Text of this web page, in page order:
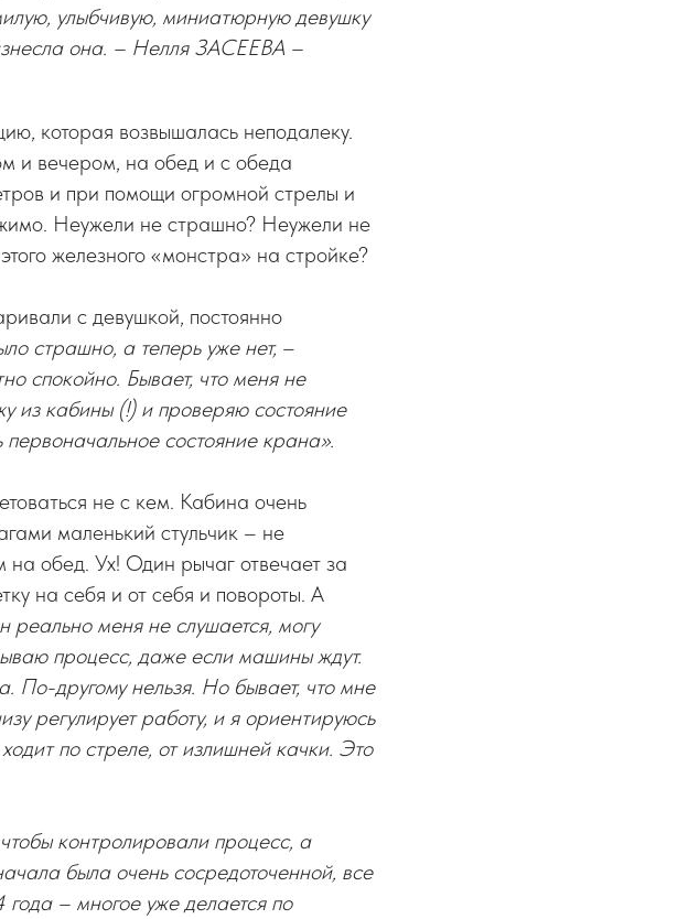
улыбчивую, миниатюрную девушку
она. – Нелля ЗАСЕЕВА –
которая возвышалась неподалеку.
и вечером, на обед и с обеда
и при помощи огромной стрелы и
Неужели не страшно? Неужели не
железного «монстра» на стройке?
с девушкой, постоянно
страшно, а теперь уже нет, –
спокойно. Бывает, что меня не
из кабины (!) и проверяю состояние
состояние крана».
не с кем. Кабина очень
маленький стульчик – не
обед. Ух! Один рычаг отвечает за
на себя и от себя и повороты. А
меня не слушается, могу
процесс, даже если машины ждут.
По-другому нельзя. Но бывает, что мне
регулирует работу, и я ориентируюсь
по стреле, от излишней качки. Это
контролировали процесс, а
была очень сосредоточенной, все
– многое уже делается по